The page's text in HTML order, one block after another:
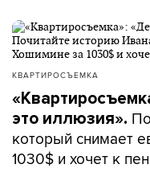
КВАРТИРОСЪЕМКА
это иллюзия».
который снимает
1030$ и хочет к